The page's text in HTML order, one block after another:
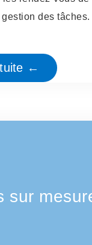
des tâches.
←
sur